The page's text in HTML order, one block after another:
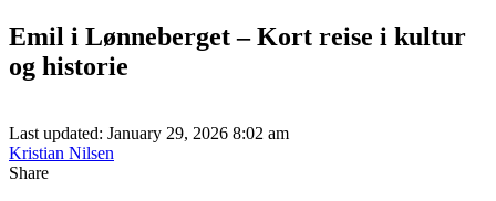
Emil i Lønneberget – Kort reise i kultur
og historie
Last updated: January 29, 2026 8:02 am
Kristian Nilsen
Share